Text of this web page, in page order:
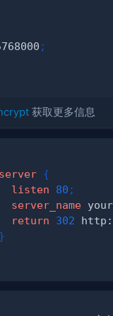
;
获取更多信息
server {
listen
80 ;
server_name
return
302
}